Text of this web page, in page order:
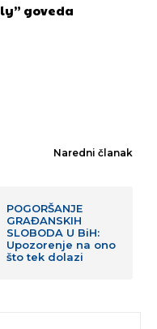
goveda
Naredni članak
POGORŠANJE
GRAĐANSKIH
SLOBODA U BiH:
Upozorenje na ono
što tek dolazi